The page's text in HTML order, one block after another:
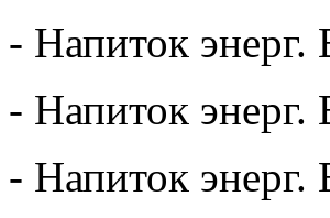
- Напиток
- Напиток
- Напиток